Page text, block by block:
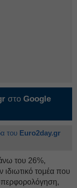
στο Google
του Euro2day.gr
του 26%,
τομέα που